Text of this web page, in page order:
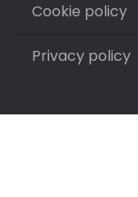
Cookie policy
Privacy policy